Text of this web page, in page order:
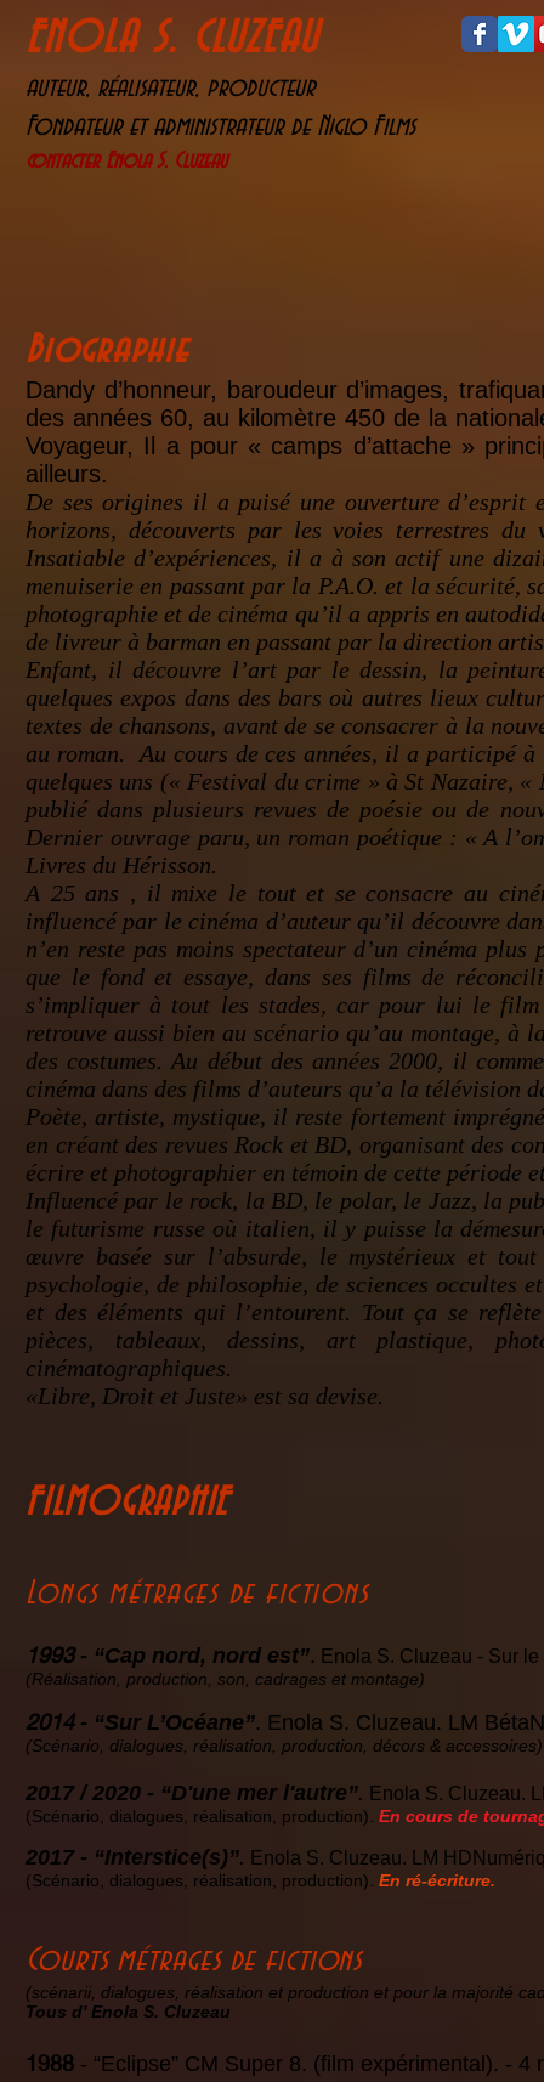
ENOLA S. CLUZEAU
auteur, réalisateur, producteur
Fondateur et administrateur de Niglo Films
contacter Enola S. Cluzeau
Biographie
Dandy d’honneur, baroudeur d’images,
des années 60, au kilomètre 450 de la
Voyageur, Il a pour « camps d’attache »
ailleurs.
De ses origines il a puisé une ouverture d’esprit
horizons, découverts par les voies terrestres
Insatiable d’expériences, il a à son actif une
menuiserie en passant par la P.A.O. et la sécurité,
photographie et de cinéma qu’il a appris en
de livreur à barman en passant par la direction
Enfant, il découvre l’art par le dessin, la
quelques expos dans des bars où autres lieux
textes de chansons, avant de se consacrer à la
au roman. Au cours de ces années, il a participé à
quelques uns (« Festival du crime » à St Nazaire,
publié dans plusieurs revues de poésie ou de
Dernier ouvrage paru, un roman poétique : « A
Livres du Hérisson.
A 25 ans , il mixe le tout et se consacre au
influencé par le cinéma d’auteur qu’il découvre
n’en reste pas moins spectateur d’un cinéma
que le fond et essaye, dans ses films de
s’impliquer à tout les stades, car pour lui le film
retrouve aussi bien au scénario qu’au montage, à
des costumes. Au début des années 2000, il
cinéma dans des films d’auteurs qu’a la télévision
Poète, artiste, mystique, il reste fortement
en créant des revues Rock et BD, organisant des
écrire et photographier en témoin de cette période
Influencé par le rock, la BD, le polar, le Jazz, la
le futurisme russe où italien, il y puisse la
œuvre basée sur l’absurde, le mystérieux et
psychologie, de philosophie, de sciences occultes
et des éléments qui l’entourent. Tout ça se
pièces, tableaux, dessins, art plastique,
cinématographiques.
«Libre, Droit et Juste» est sa devise.
FILMOGRAPHIE
Longs métrages de fictions
1993- “Cap nord, nord est”. Enola S. Cluzeau - Sur
(Réalisation, production, son, cadrages et montage)
2014- “Sur L’Océane”. Enola S. Cluzeau. LM
(Scénario, dialogues, réalisation, production, décors & accessoires)
2017 / 2020 - “D'une mer l'autre”. Enola S. Cluzeau.
(Scénario, dialogues, réalisation, production). En cours de
2017 - “Interstice(s)”. Enola S. Cluzeau. LM
(Scénario, dialogues, réalisation, production). En ré-écriture.
Courts métrages de fictions
(scénarii, dialogues, réalisation et production et pour la majorité
Tous d' Enola S. Cluzeau
1988 - “Eclipse” CM Super 8. (film expérimental). - 4